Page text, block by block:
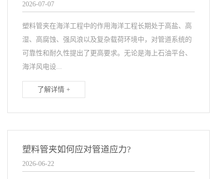
2026-07-07
塑料管夹在海洋工程中的作用海洋工程长期处于高盐、高
湿、高腐蚀、强风浪以及复杂载荷环境中，对管道系统的
可靠性和耐久性提出了更高要求。无论是海上石油平台、
海洋风电设...
了解详情 +
塑料管夹如何应对管道应力?
2026-06-22